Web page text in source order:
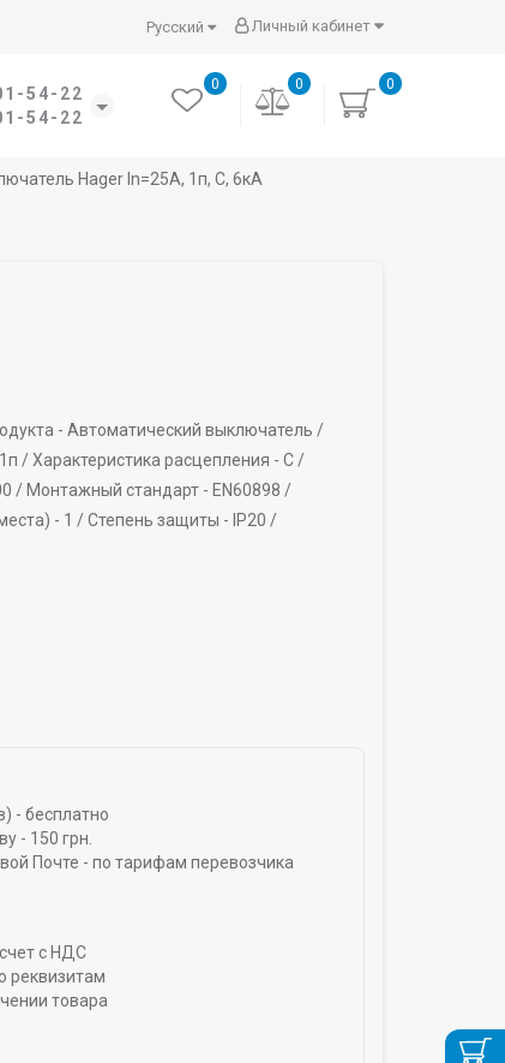
Личный кабинет
Русский
54-22
54-22
0
0
0
Hager In=25A, 1п, C, 6кА
- Автоматический выключатель /
1п /Характеристика расцепления - C /
/ Монтажный стандарт - EN60898 /
- 1 /Степень защиты - IP20 /
- бесплатно
- 150 грн.
Почте - по тарифам перевозчика
с НДС
реквизитам
товара